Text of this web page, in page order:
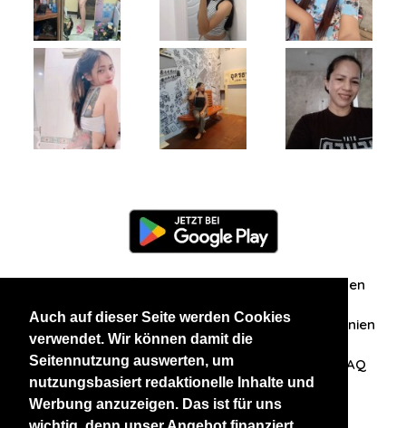
Auch auf dieser Seite werden Cookies
verwendet. Wir können damit die
Seitennutzung auswerten, um
nutzungsbasiert redaktionelle Inhalte und
Werbung anzuzeigen. Das ist für uns
Zuschriften/Erfahrungen
Datenschutzerklärung AGB Datenschutzrichtlinien
Nehmen Sie Kontakt mit uns auf FAQ
Unsere anderen Websites